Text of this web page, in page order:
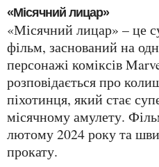
«Місячний лицар»
«Місячний лицар» – це супергеройський
фільм, заснований на
персонажі коміксів
розповідається про
піхотинця, який стає
місячному амулету.
лютому 2024 року та
прокату.